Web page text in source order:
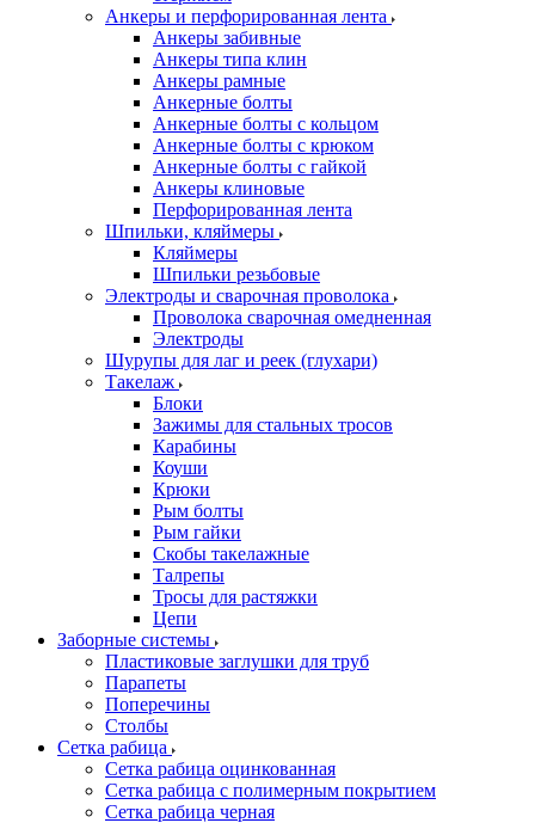
Анкеры и перфорированная лента
Анкеры забивные
Анкеры типа клин
Анкеры рамные
Анкерные болты
Анкерные болты с кольцом
Анкерные болты с крюком
Анкерные болты с гайкой
Анкеры клиновые
Перфорированная лента
Шпильки, кляймеры
Кляймеры
Шпильки резьбовые
Электроды и сварочная проволока
Проволока сварочная омедненная
Электроды
Шурупы для лаг и реек (глухари)
Такелаж
Блоки
Зажимы для стальных тросов
Карабины
Коуши
Крюки
Рым болты
Рым гайки
Скобы такелажные
Талрепы
Тросы для растяжки
Цепи
Заборные системы
Пластиковые заглушки для труб
Парапеты
Поперечины
Столбы
Сетка рабица
Сетка рабица оцинкованная
Сетка рабица с полимерным покрытием
Сетка рабица черная